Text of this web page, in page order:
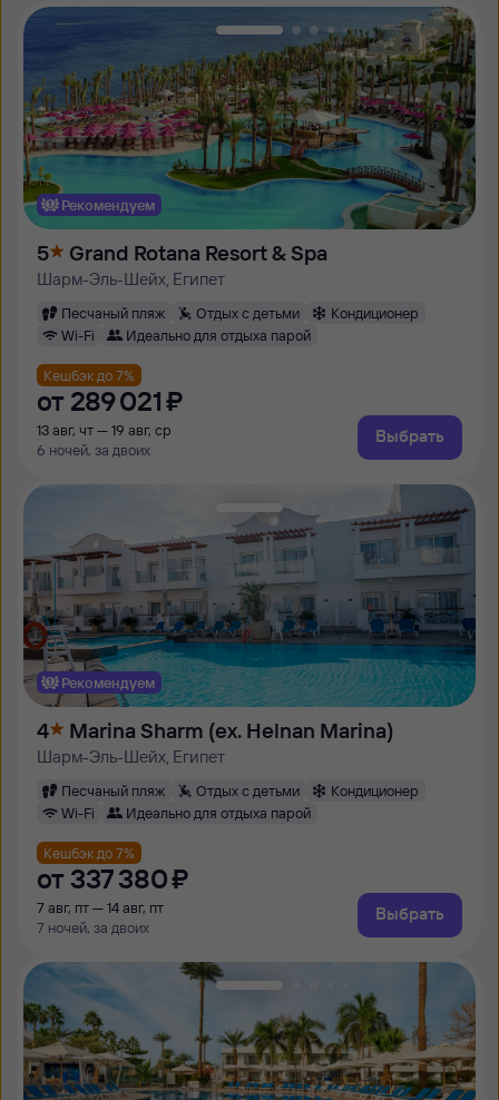
Рекомендуем
5 Grand Rotana Resort & Spa
Шарм-Эль-Шейх, Египет
Песчаный пляж Отдых с детьми
Кондиционер
Wi-Fi
Идеально для отдыха парой
Кешбэк до 7%
от 289 ⁠021 ⁠₽
13 авг, чт — 19 авг, ср
6 ночей, за двоих
Выбрать
Рекомендуем
4 Marina Sharm (ex. Helnan Marina)
Шарм-Эль-Шейх, Египет
Песчаный пляж Отдых с детьми
Кондиционер
Wi-Fi
Идеально для отдыха парой
Кешбэк до 7%
от 337 ⁠380 ⁠₽
7 авг, пт — 14 авг, пт
7 ночей, за двоих
Выбрать